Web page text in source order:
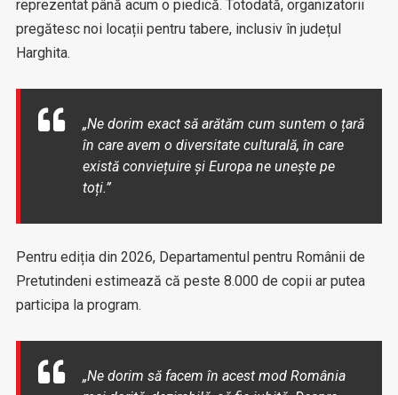
reprezentat până acum o piedică. Totodată, organizatorii
pregătesc noi locații pentru tabere, inclusiv în județul
Harghita.
„Ne dorim exact să arătăm cum suntem o țară
în care avem o diversitate culturală, în care
există conviețuire și Europa ne unește pe
toți.”
Pentru ediția din 2026, Departamentul pentru Românii de
Pretutindeni estimează că peste 8.000 de copii ar putea
participa la program.
„Ne dorim să facem în acest mod România